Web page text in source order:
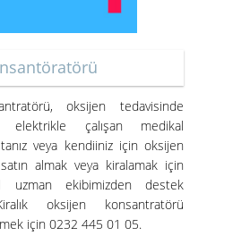
, oksijen tedavisinde
elektrikle çalışan medikal
veya kendiiniz için oksijen
almak veya kiralamak için
uzman ekibimizden destek
oksijen konsantratörü
için 0232 445 01 05.